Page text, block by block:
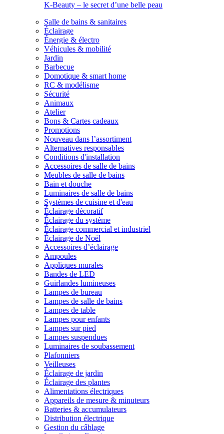
K-Beauty – le secret d’une belle peau
Salle de bains & sanitaires
Éclairage
Énergie & électro
Véhicules & mobilité
Jardin
Barbecue
Domotique & smart home
RC & modélisme
Sécurité
Animaux
Atelier
Bons & Cartes cadeaux
Promotions
Nouveau dans l’assortiment
Alternatives responsables
Conditions d'installation
Accessoires de salle de bains
Meubles de salle de bains
Bain et douche
Luminaires de salle de bains
Systèmes de cuisine et d'eau
Éclairage décoratif
Éclairage du système
Éclairage commercial et industriel
Éclairage de Noël
Accessoires d’éclairage
Ampoules
Appliques murales
Bandes de LED
Guirlandes lumineuses
Lampes de bureau
Lampes de salle de bains
Lampes de table
Lampes pour enfants
Lampes sur pied
Lampes suspendues
Luminaires de soubassement
Plafonniers
Veilleuses
Éclairage de jardin
Éclairage des plantes
Alimentations électriques
Appareils de mesure & minuteurs
Batteries & accumulateurs
Distribution électrique
Gestion du câblage